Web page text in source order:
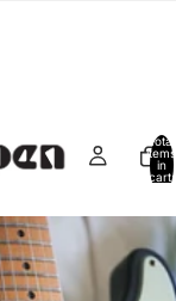
Total
items
in
cart: